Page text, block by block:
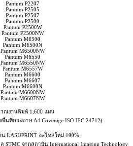
Pantum P2207
Pantum P2505
Pantum P2507
Pantum P2500
Pantum P2500W
Pantum P2500NW
Pantum M6500
Pantum M6500N
Pantum M6500NW
Pantum M6550
Pantum M6550NW
Pantum M6557W
Pantum M6600
Pantum M6607
Pantum M6600N
Pantum M6600NW
Pantum M6607NW
ณงานพิมพ์ 1,600 แผ่น
นที่กระดาษ A4 Coverage ISO IEC 24712)
น LASUPRINT อะไหล่ใหม่ 100%
จากสถาบัน International Imaging Technology